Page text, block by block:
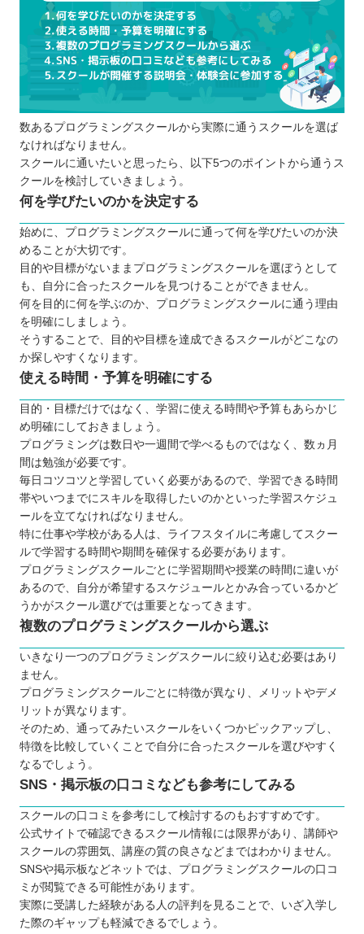
現場でも通用するカリキュラムが用意され
ている
月額・入会金・教材費などもチェックする
プログラミングスクールに通う5つのメリット
効率的な学習につながる
現場でも役立つスキルが身に付きやすい
疑問点・悩みを相談しやすい
転職支援を行っているスクールもある
プログラミングスクールに通う3つのデメリット
独学よりもコストがかかる
仕事と両立させるのが難しい
思っていた学習内容と異なる場合もある
プログラミング言語は何を学ぶべきか
子ども向けと大人向けの違いは？
お得にプログラミングスクールに通える制度をご紹
介！
プログラミングスクールを挫折しないためのポイン
ト
【秋田】大人向けのおすすめプログラミングスクー
ル7選
TECH I.S.（テックアイエス）
秋田コア ビジネスカレッジ
CodeCamp（コードキャンプ）
TechAcademy（テックアカデミー）
TECH CAMP（テックキャンプ）
SAMURAI ENGINEER（侍エンジニア）
RUNTEQ（ランテック）
【秋田】子ども向けのおすすめプログラミングス
ひよこパソコン教室（ひよこFIA）
QUREOプログラミング教室
トライ式プログラミング教室
LITALICOワンダーオンライン
プログラミングスクールiTeen🄬
自分にあったスクールを選ぼう
数あるプログラミングスクールから実際に通うスクールを選ば
なければなりません。
スクールに通いたいと思ったら、以下5つのポイントから通うス
クールを検討していきましょう。
何を学びたいのかを決定する
始めに、プログラミングスクールに通って何を学びたいのか決
めることが大切です。
目的や目標がないままプログラミングスクールを選ぼうとして
も、自分に合ったスクールを見つけることができません。
何を目的に何を学ぶのか、プログラミングスクールに通う理由
を明確にしましょう。
そうすることで、目的や目標を達成できるスクールがどこなの
か探しやすくなります。
使える時間・予算を明確にする
目的・目標だけではなく、学習に使える時間や予算もあらかじ
め明確にしておきましょう。
プログラミングは数日や一週間で学べるものではなく、数ヵ月
間は勉強が必要です。
毎日コツコツと学習していく必要があるので、学習できる時間
帯やいつまでにスキルを取得したいのかといった学習スケジュ
ールを立てなければなりません。
特に仕事や学校がある人は、ライフスタイルに考慮してスクー
ルで学習する時間や期間を確保する必要があります。
プログラミングスクールごとに学習期間や授業の時間に違いが
あるので、自分が希望するスケジュールとかみ合っているかど
うかがスクール選びでは重要となってきます。
複数のプログラミングスクールから選ぶ
いきなり一つのプログラミングスクールに絞り込む必要はあり
ません。
プログラミングスクールごとに特徴が異なり、メリットやデメ
リットが異なります。
そのため、通ってみたいスクールをいくつかピックアップし、
特徴を比較していくことで自分に合ったスクールを選びやすく
なるでしょう。
SNS・掲示板の口コミなども参考にしてみる
スクールの口コミを参考にして検討するのもおすすめです。
公式サイトで確認できるスクール情報には限界があり、講師や
スクールの雰囲気、講座の質の良さなどまではわかりません。
SNSや掲示板などネットでは、プログラミングスクールの口コ
ミが閲覧できる可能性があります。
実際に受講した経験がある人の評判を見ることで、いざ入学し
た際のギャップも軽減できるでしょう。